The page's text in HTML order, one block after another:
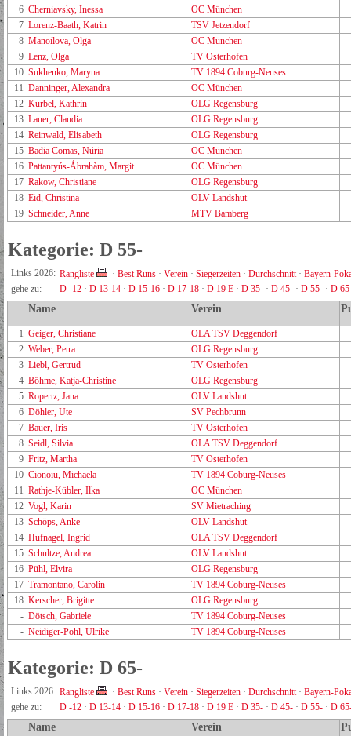
6 Cherniavsky, Inessa
OC München
7 Lorenz-Baath, Katrin
TSV Jetzendorf
8 Manoilova, Olga
OC München
9 Lenz, Olga
TV Osterhofen
10 Sukhenko, Maryna
TV 1894 Coburg-Neuses
11 Danninger, Alexandra
OC München
12 Kurbel, Kathrin
OLG Regensburg
13 Lauer, Claudia
OLG Regensburg
14 Reinwald, Elisabeth
OLG Regensburg
15 Badia Comas, Núria
OC München
16 Pattantyús-Ábrahàm, Margit
OC München
17 Rakow, Christiane
OLG Regensburg
18 Eid, Christina
OLV Landshut
19 Schneider, Anne MTV Bamberg
Kategorie: D 55-
Links 2026: Rangliste · Best Runs · Verein · Siegerzeiten · Durchschnitt· Bayern-
gehe zu:
D -12 · D 13-14 · D 15-16 · D 17-18 · D 19 E · D 35- · D 45- · D 55- · D
Name Verein
1 Geiger, Christiane
OLA TSV Deggendorf
2 Weber, Petra
OLG Regensburg
3 Liebl, Gertrud
TV Osterhofen
4 Böhme, Katja-Christine
OLG Regensburg
5 Ropertz, Jana
OLV Landshut
6 Döhler, Ute
SV Pechbrunn
7 Bauer, Iris
TV Osterhofen
8 Seidl, Silvia
OLA TSV Deggendorf
9 Fritz, Martha
TV Osterhofen
10 Cionoiu, Michaela
TV 1894 Coburg-Neuses
11 Rathje-Kübler, Ilka
OC München
12 Vogl, Karin
SV Mietraching
13 Schöps, Anke
OLV Landshut
14 Hufnagel, Ingrid
OLA TSV Deggendorf
15 Schultze, Andrea
OLV Landshut
16 Pühl, Elvira
OLG Regensburg
17 Tramontano, Carolin
TV 1894 Coburg-Neuses
18 Kerscher, Brigitte
OLG Regensburg
- Dötsch, Gabriele
TV 1894 Coburg-Neuses
- Neidiger-Pohl, Ulrike TV 1894 Coburg-Neuses
Kategorie: D 65-
Links 2026: Rangliste · Best Runs · Verein · Siegerzeiten · Durchschnitt· Bayern-
gehe zu:
D -12 · D 13-14 · D 15-16 · D 17-18 · D 19 E · D 35- · D 45- · D 55- · D
Name Verein